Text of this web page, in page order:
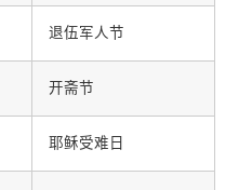
退伍军人节
开斋节
耶稣受难日